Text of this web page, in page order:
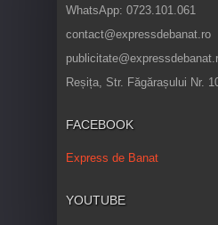
WhatsApp: 0723.101.061
contact@expressdebanat.ro
Reșița, Str. Făgărașului Nr.
FACEBOOK
Express de Banat
YOUTUBE